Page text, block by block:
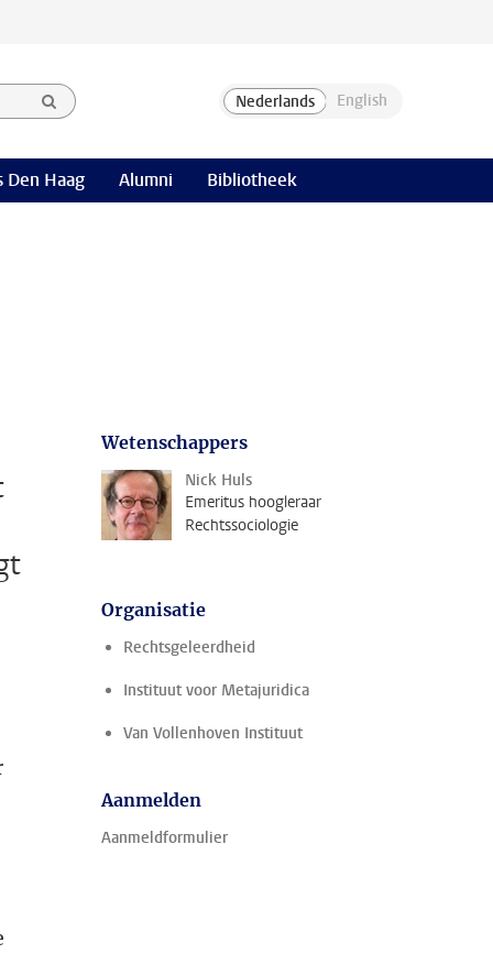
Den Haag Alumni Bibliotheek
Wetenschappers
Nick Huls
Emeritus hoogleraar
Rechtssociologie
Organisatie
Rechtsgeleerdheid
Instituut voor Metajuridica
Van Vollenhoven Instituut
Aanmelden
Aanmeldformulier